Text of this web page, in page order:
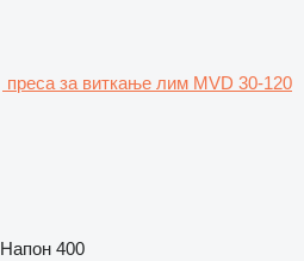
преса за виткање лим MVD 30-120
Напон 400